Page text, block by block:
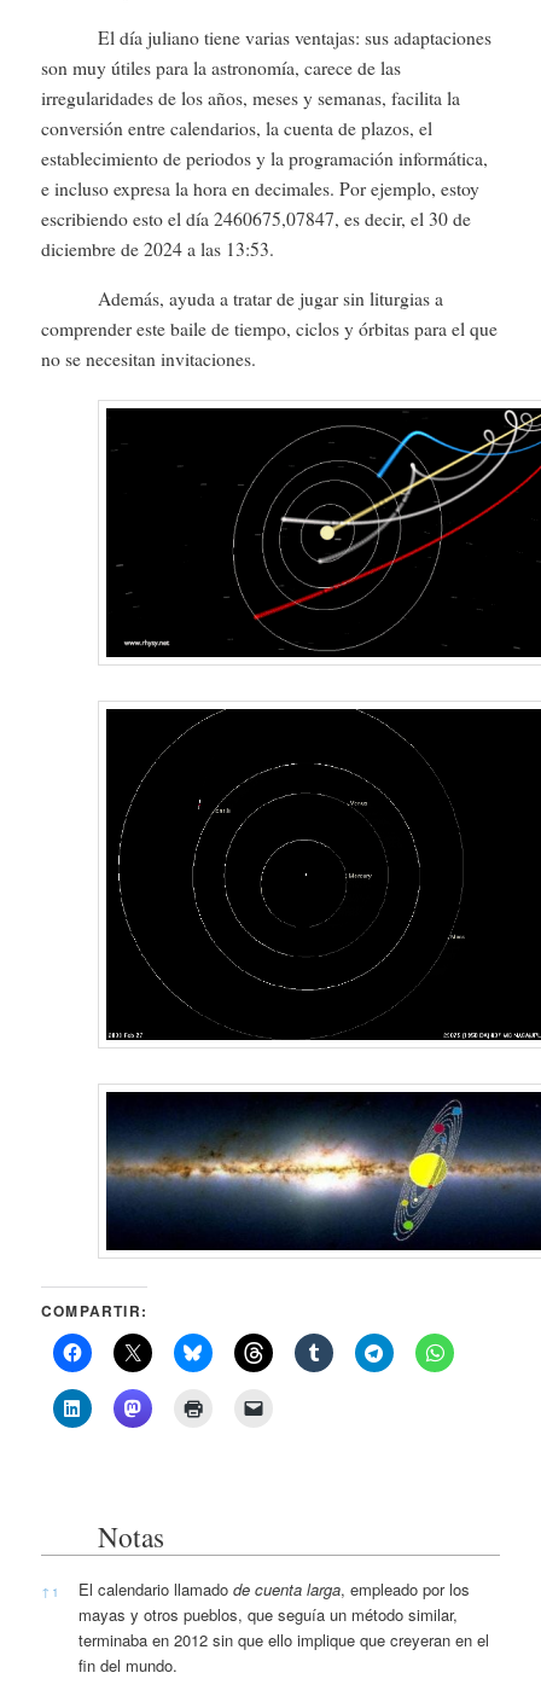
El día juliano tiene varias ventajas: sus adaptaciones
son muy útiles para la astronomía, carece de las
irregularidades de los años, meses y semanas, facilita la
conversión entre calendarios, la cuenta de plazos, el
establecimiento de periodos y la programación informática,
e incluso expresa la hora en decimales. Por ejemplo, estoy
escribiendo esto el día 2460675,07847, es decir, el 30 de
diciembre de 2024 a las 13:53.
Además, ayuda a tratar de jugar sin liturgias a
comprender este baile de tiempo, ciclos y órbitas para el que
no se necesitan invitaciones.
COMPARTIR:
Notas
Notas
↑ 1 El calendario llamadode cuenta larga, empleado por los
mayas y otros pueblos, que seguía un método similar,
terminaba en 2012 sin que ello implique que creyeran en el
fin del mundo.